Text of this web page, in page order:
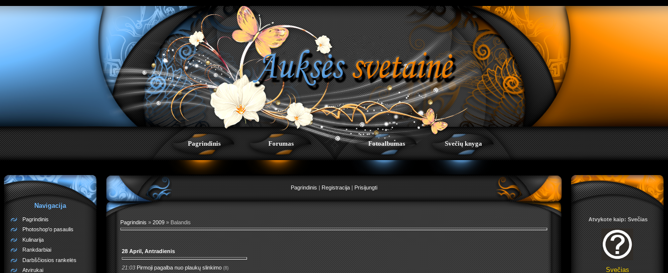
Pagrindinis Forumas Fotoalbumas Svečių knyga
Navigacija
Pagrindinis
Photoshop'o pasaulis
Kulinarija
Rankdarbiai
Darbščiosios rankelės
Atvirukai
Pagrindinis|Registracija|Prisijungti
Pagrindinis » 2009 » Balandis
28 April, Antradienis
21:03 Pirmoji pagalba nuo plaukų slinkimo (8)
Atvykote kaip: Svečias
Svečias